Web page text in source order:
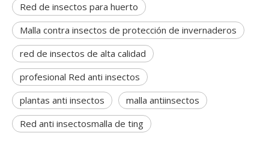
Red de insectos para huerto
Malla contra insectos de protección de invernaderos
red de insectos de alta calidad
profesional Red anti insectos
plantas anti insectos
malla antiinsectos
Red anti insectosmalla de ting